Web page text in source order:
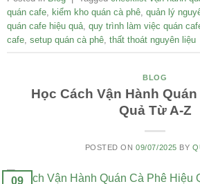
quán cafe, kiểm kho quán cà phê, quản lý
quán cafe hiệu quả, quy trình làm việc quán
cafe, setup quán cà phê, thất thoát nguyên liệu
BLOG
Học Cách Vận Hành
Quả Từ A-Z
POSTED ON09/07/2025 BY
09